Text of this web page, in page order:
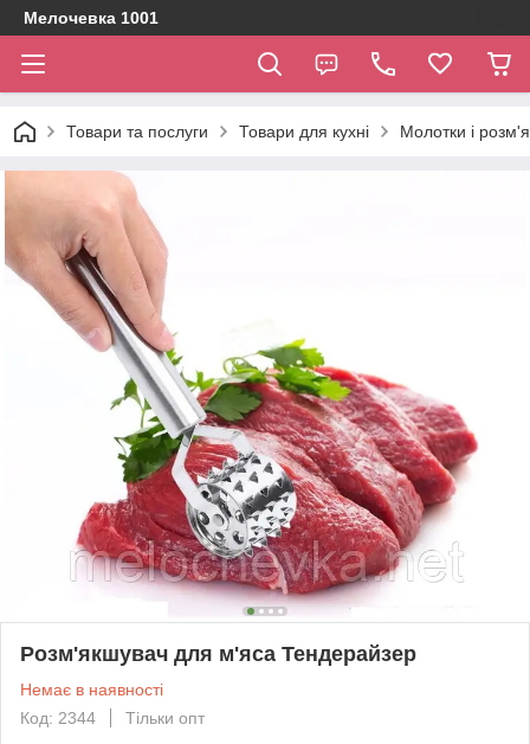
Мелочевка 1001
Товари та послуги Товари для кухні Молотки і
Розм'якшувач для м'яса Тендерайзер
Немає в наявності
Код: 2344
Тільки опт